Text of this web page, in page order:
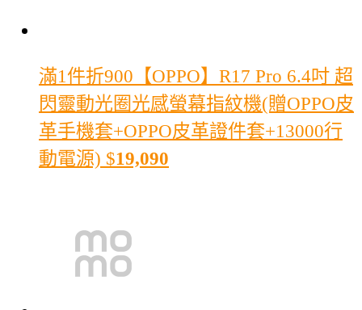
滿1件折900 【OPPO】R17 Pro 6.4吋 超
閃靈動光圈光感螢幕指紋機(贈OPPO皮
革手機套+OPPO皮革證件套+13000行
動電源) $19,090